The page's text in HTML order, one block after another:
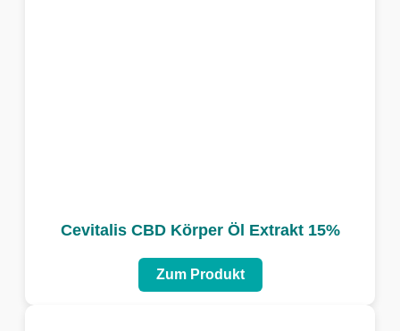
Cevitalis CBD Körper Öl Extrakt 15%
Zum Produkt